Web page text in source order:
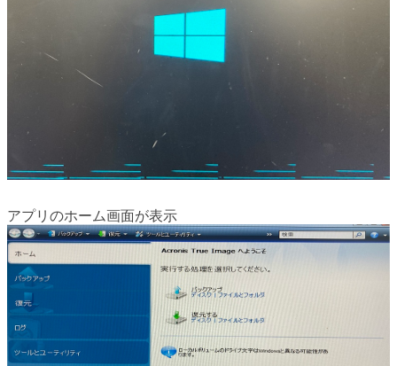
アプリのホーム画面が表示